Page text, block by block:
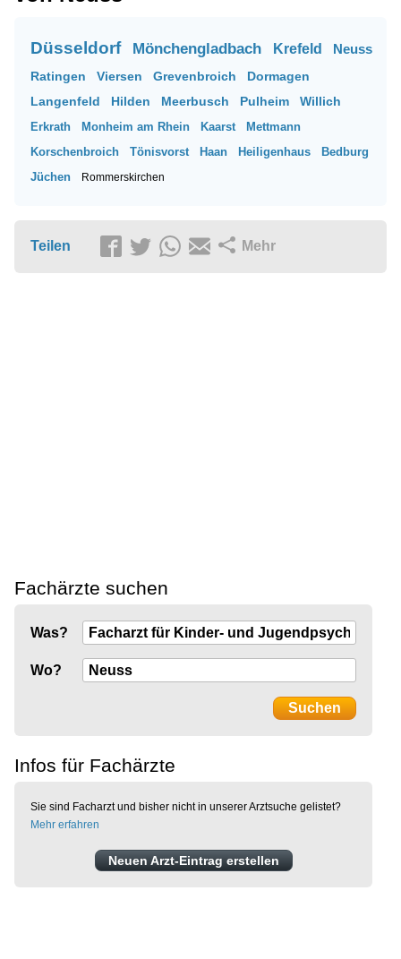
Düsseldorf Mönchengladbach Krefeld Neuss
Ratingen Viersen Grevenbroich
Dormagen
Langenfeld
Hilden Meerbusch Pulheim Willich
Erkrath Monheim am Rhein Kaarst
Mettmann
Korschenbroich
Tönisvorst Haan Heiligenhaus
Bedburg
Jüchen
Rommerskirchen
Teilen Mehr
Fachärzte suchen
Was?
Wo?
Infos für Fachärzte
Sie sind Facharzt und bisher nicht in unserer Arztsuche gelistet?
Mehr erfahren
Neuen Arzt-Eintrag erstellen